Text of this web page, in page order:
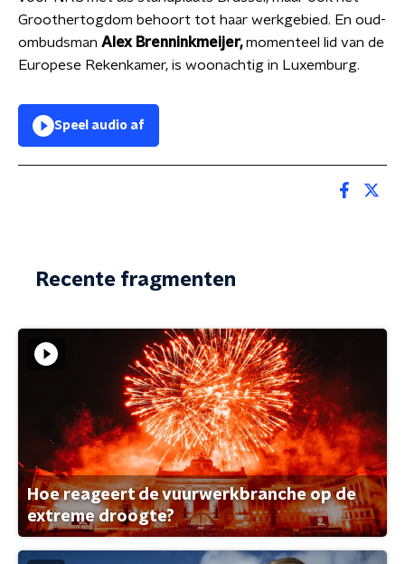
Groothertogdom behoort tot haar werkgebied. En oud-
ombudsman Alex Brenninkmeijer,momenteel lid van de
Europese Rekenkamer, is woonachtig in Luxemburg.
Speel audio af
Recente fragmenten
Hoe reageert de vuurwerkbranche op de
extreme droogte?